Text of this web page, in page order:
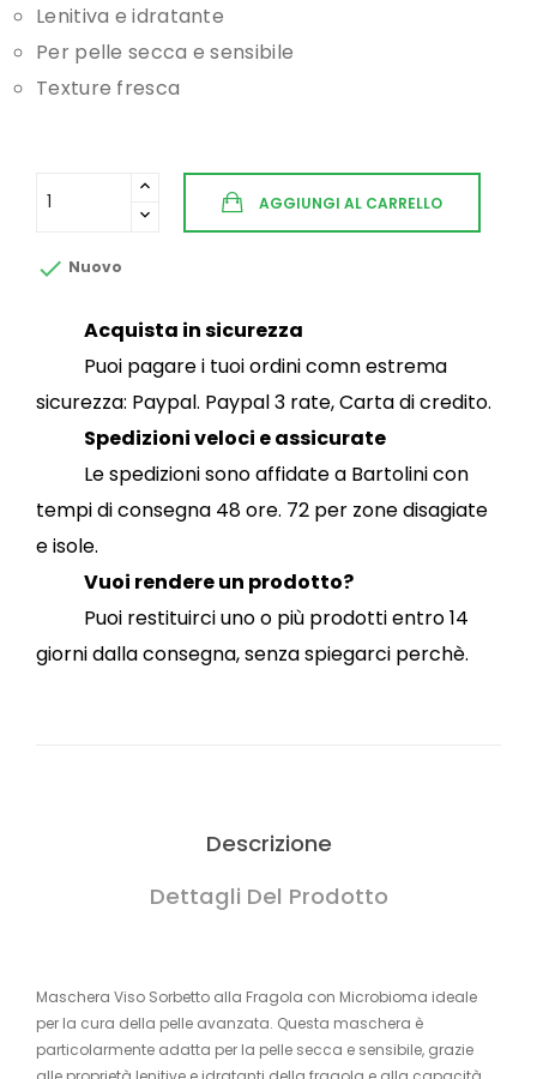
Lenitiva e idratante
Per pelle secca e sensibile
Texture fresca
AGGIUNGI AL CARRELLO
 Nuovo
Acquista in sicurezza
Puoi pagare i tuoi ordini comn estrema
sicurezza: Paypal. Paypal 3 rate, Carta di credito.
Spedizioni veloci e assicurate
Le spedizioni sono affidate a Bartolini con
tempi di consegna 48 ore. 72 per zone disagiate
e isole.
Vuoi rendere un prodotto?
Puoi restituirci uno o più prodotti entro 14
giorni dalla consegna, senza spiegarci perchè.
Descrizione
Dettagli Del Prodotto
Maschera Viso Sorbetto alla Fragola con Microbioma ideale
per la cura della pelle avanzata. Questa maschera è
particolarmente adatta per la pelle secca e sensibile, grazie